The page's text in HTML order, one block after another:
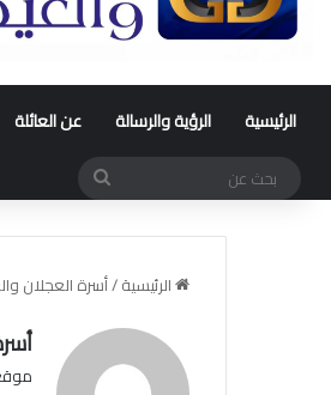
الرئيسية الرؤية والرسالة عن العائلة
الرئيسية/أسرة العجلان